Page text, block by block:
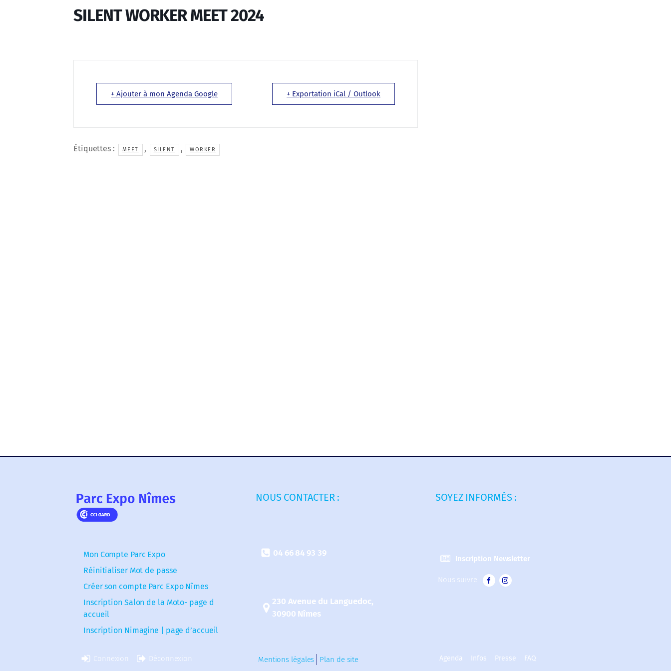
SILENT WORKER MEET 2024
+ Ajouter à mon Agenda Google + Exportation iCal / Outlook
Étiquettes : MEET , SILENT , WORKER
Mon Compte Parc Expo
Réinitialiser Mot de passe
Créer son compte Parc Expo Nîmes
Inscription Salon de la Moto- page d
accueil
Inscription Nimagine | page d’accueil
Connexion Déconnexion
NOUS CONTACTER :
04 66 84 93 39
230 Avenue du Languedoc,
30900 Nîmes
Mentions légales Plan de site
SOYEZ INFORMÉS :
Inscription Newsletter
Nous suivre :
Agenda Infos Presse FAQ